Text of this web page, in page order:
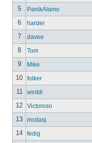
5 PanikAlamo
6 harder
7 davee
8 Tom
9 Mike
10 folker
11 wintdi
12 Victoroso
13 mcdasj
14 fedig